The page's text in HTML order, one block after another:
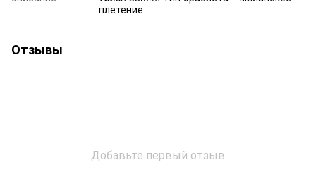
плетение
Отзывы
Добавьте первый отзыв